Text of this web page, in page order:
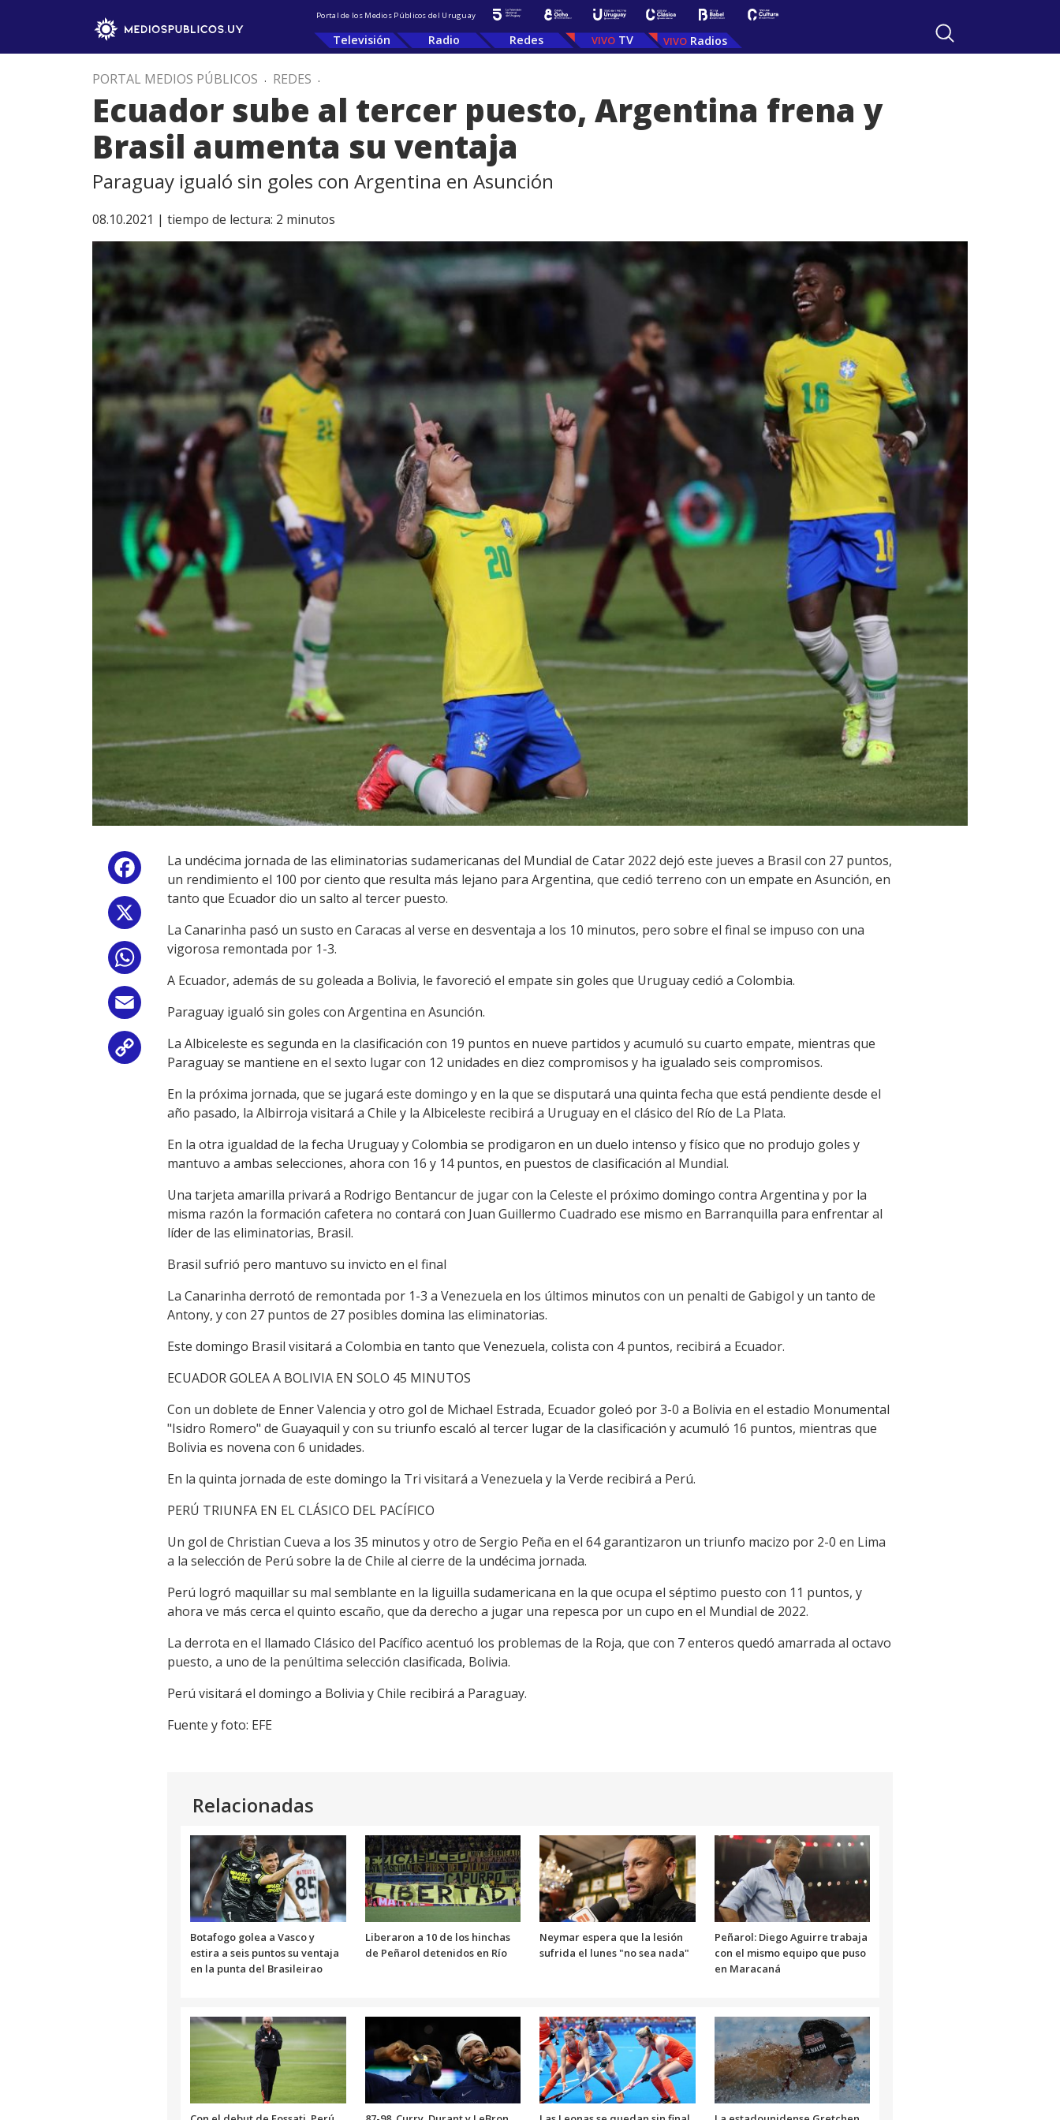
Portal de los Medios Públicos del Uruguay
Televisión Radio Redes TV Radios
PORTAL MEDIOS PÚBLICOS . REDES .
Ecuador sube al tercer puesto, Argentina frena y
Brasil aumenta su ventaja
Paraguay igualó sin goles con Argentina en Asunción
08.10.2021 | tiempo de lectura: 2 minutos
Facebook
WhatsApp
Email
Copy
La undécima jornada de las eliminatorias sudamericanas del Mundial de Catar 2022 dejó este jueves a Brasil con 27 puntos,
un rendimiento el 100 por ciento que resulta más lejano para Argentina, que cedió terreno con un empate en Asunción, en
tanto que Ecuador dio un salto al tercer puesto.
La Canarinha pasó un susto en Caracas al verse en desventaja a los 10 minutos, pero sobre el final se impuso con una
vigorosa remontada por 1-3.
A Ecuador, además de su goleada a Bolivia, le favoreció el empate sin goles que Uruguay cedió a Colombia.
Paraguay igualó sin goles con Argentina en Asunción.
La Albiceleste es segunda en la clasificación con 19 puntos en nueve partidos y acumuló su cuarto empate, mientras que
Paraguay se mantiene en el sexto lugar con 12 unidades en diez compromisos y ha igualado seis compromisos.
En la próxima jornada, que se jugará este domingo y en la que se disputará una quinta fecha que está pendiente desde el
año pasado, la Albirroja visitará a Chile y la Albiceleste recibirá a Uruguay en el clásico del Río de La Plata.
En la otra igualdad de la fecha Uruguay y Colombia se prodigaron en un duelo intenso y físico que no produjo goles y
mantuvo a ambas selecciones, ahora con 16 y 14 puntos, en puestos de clasificación al Mundial.
Una tarjeta amarilla privará a Rodrigo Bentancur de jugar con la Celeste el próximo domingo contra Argentina y por la
misma razón la formación cafetera no contará con Juan Guillermo Cuadrado ese mismo en Barranquilla para enfrentar al
líder de las eliminatorias, Brasil.
Brasil sufrió pero mantuvo su invicto en el final
La Canarinha derrotó de remontada por 1-3 a Venezuela en los últimos minutos con un penalti de Gabigol y un tanto de
Antony, y con 27 puntos de 27 posibles domina las eliminatorias.
Este domingo Brasil visitará a Colombia en tanto que Venezuela, colista con 4 puntos, recibirá a Ecuador.
ECUADOR GOLEA A BOLIVIA EN SOLO 45 MINUTOS
Con un doblete de Enner Valencia y otro gol de Michael Estrada, Ecuador goleó por 3-0 a Bolivia en el estadio Monumental
"Isidro Romero" de Guayaquil y con su triunfo escaló al tercer lugar de la clasificación y acumuló 16 puntos, mientras que
Bolivia es novena con 6 unidades.
En la quinta jornada de este domingo la Tri visitará a Venezuela y la Verde recibirá a Perú.
PERÚ TRIUNFA EN EL CLÁSICO DEL PACÍFICO
Un gol de Christian Cueva a los 35 minutos y otro de Sergio Peña en el 64 garantizaron un triunfo macizo por 2-0 en Lima
a la selección de Perú sobre la de Chile al cierre de la undécima jornada.
Perú logró maquillar su mal semblante en la liguilla sudamericana en la que ocupa el séptimo puesto con 11 puntos, y
ahora ve más cerca el quinto escaño, que da derecho a jugar una repesca por un cupo en el Mundial de 2022.
La derrota en el llamado Clásico del Pacífico acentuó los problemas de la Roja, que con 7 enteros quedó amarrada al octavo
puesto, a uno de la penúltima selección clasificada, Bolivia.
Perú visitará el domingo a Bolivia y Chile recibirá a Paraguay.
Fuente y foto: EFE
Relacionadas
Botafogo golea a Vasco y
estira a seis puntos su ventaja
en la punta del Brasileirao
Liberaron a 10 de los hinchas
de Peñarol detenidos en Río
Neymar espera que la lesión
sufrida el lunes "no sea nada"
Peñarol: Diego Aguirre trabaja
con el mismo equipo que puso
en Maracaná